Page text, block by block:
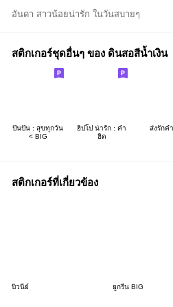
อันดา สาวน้อยน่ารัก ในวันสบายๆ
สติกเกอร์ชุดอื่นๆ ของ ดินสอสีน้ำเงิน
ปันปัน : สุขทุกวัน
< BIG
ฮิปโป น่ารัก : คำ
ฮิต
ส่งรักค
สติกเกอร์ที่เกี่ยวข้อง
บิวนีย์ ยูกรีน BIG